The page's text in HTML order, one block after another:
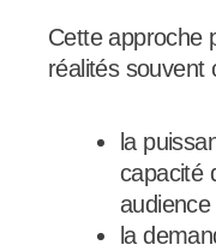
Cette approche
réalités souvent
la
capacité
audience
la